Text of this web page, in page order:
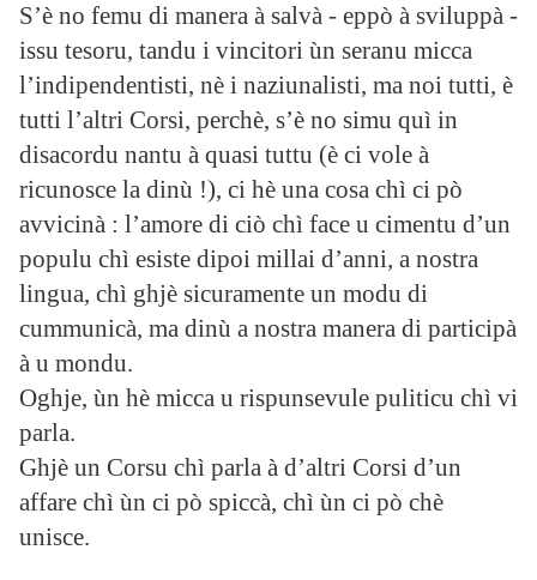
S’è no femu di manera à salvà - eppò à sviluppà -
issu tesoru, tandu i vincitori ùn seranu micca
l’indipendentisti, nè i naziunalisti, ma noi tutti, è
tutti l’altri Corsi, perchè, s’è no simu quì in
disacordu nantu à quasi tuttu (è ci vole à
ricunosce la dinù !), ci hè una cosa chì ci pò
avvicinà : l’amore di ciò chì face u cimentu d’un
populu chì esiste dipoi millai d’anni, a nostra
lingua, chì ghjè sicuramente un modu di
cummunicà, ma dinù a nostra manera di participà
à u mondu.
Oghje, ùn hè micca u rispunsevule puliticu chì vi
parla.
Ghjè un Corsu chì parla à d’altri Corsi d’un
affare chì ùn ci pò spiccà, chì ùn ci pò chè
unisce.